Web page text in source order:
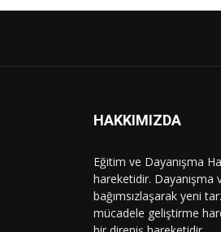
HAKKIMIZDA
Eğitim ve Dayanışma
hareketidir. Dayanışma
bağımsızlaşarak yeni
mücadele geliştirme